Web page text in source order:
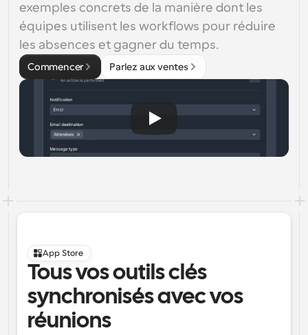
exemples concrets de la manière dont les
équipes utilisent les workflows pour réduire
les absences et gagner du temps.
Commencer Parlez aux ventes
App Store
Tous vos outils clés
synchronisés avec vos
réunions